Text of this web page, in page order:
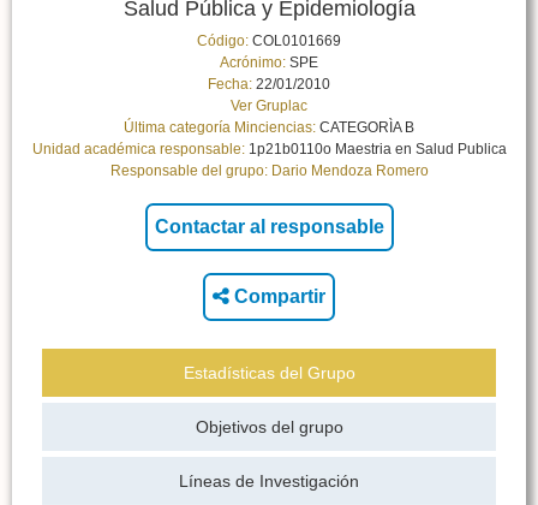
Salud Pública y Epidemiología
Código: COL0101669
Acrónimo: SPE
Fecha: 22/01/2010
Ver Gruplac
Última categoría Minciencias: CATEGORÌA B
Unidad académica responsable:1p21b0110o Maestria en Salud Publica
Responsable del grupo: Dario Mendoza Romero
Compartir
Estadísticas del Grupo
Objetivos del grupo
Líneas de Investigación